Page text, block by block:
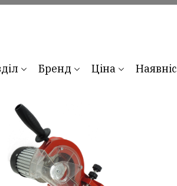
Бренд Ціна